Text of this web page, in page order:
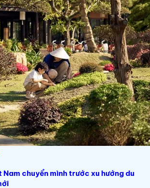
Nam chuyển mình trước xu hướng du